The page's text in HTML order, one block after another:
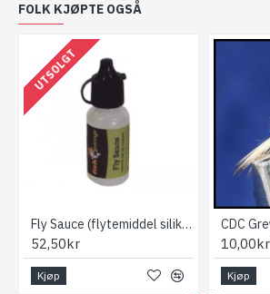
FOLK KJØPTE OGSÅ
UTSOLGT
Fly Sauce (flytemiddel silikon)
52,50kr
Kjøp
CDC
10,00kr
Kjøp